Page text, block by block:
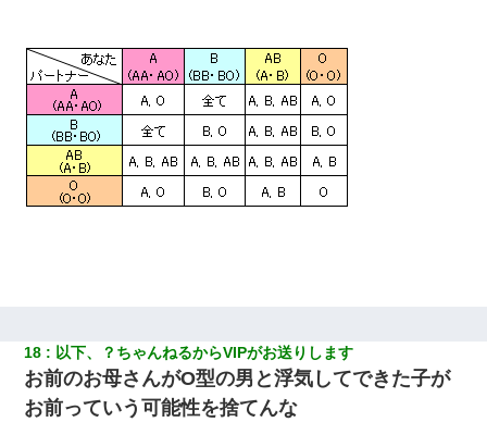
旦那の元カノをSNSで探して写真を保存して顔面評価スレで写真
を晒してた。ほとんどがブスという評価の中で二人ほど意外に好
評価で苦々しく思った
放置子が病院送りになったらしい → 俺（二度と帰ってくるなよ…
嫁を半身不随にしやがった恨みは、正直こんなもんじゃ晴れな
い）
18 以下、？ちゃんねるからVIPがお送りします
お前のお母さんがO型の男と浮気してできた子が
お前っていう可能性を捨てんな